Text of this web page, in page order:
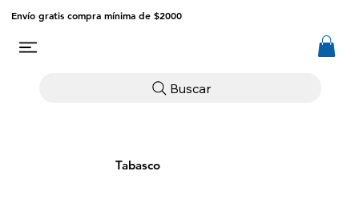
Envío gratis compra mínima de $2000
Buscar
Tabasco